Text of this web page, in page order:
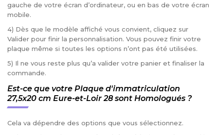
gauche de votre écran d’ordinateur, ou en bas de votre écran
mobile.
4) Dès que le modèle affiché vous convient, cliquez sur
Valider pour finir la personnalisation. Vous pouvez finir votre
plaque même si toutes les options n’ont pas été utilisées.
5) Il ne vous reste plus qu’a valider votre panier et finaliser la
commande.
Est-ce que votre Plaque d'immatriculation
27,5x20 cm Eure-et-Loir 28 sont Homologués ?
Cela va dépendre des options que vous sélectionnez.